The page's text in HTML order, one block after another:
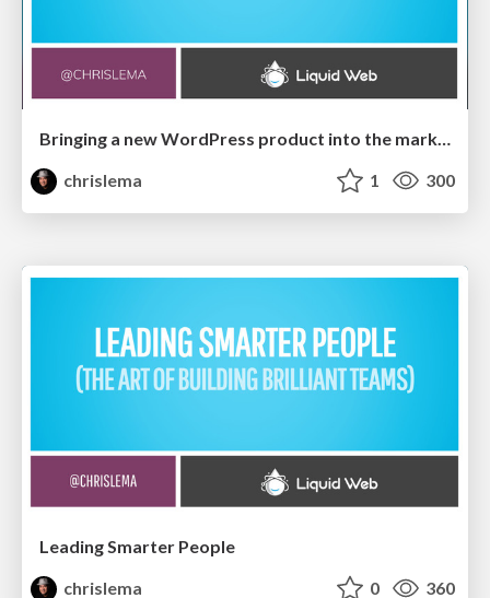
Bringing a new WordPress product into the market
chrislema
1 300
Leading Smarter People
chrislema
0 360